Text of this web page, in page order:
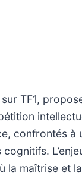
TF1,
confrontés à
la maîtrise et